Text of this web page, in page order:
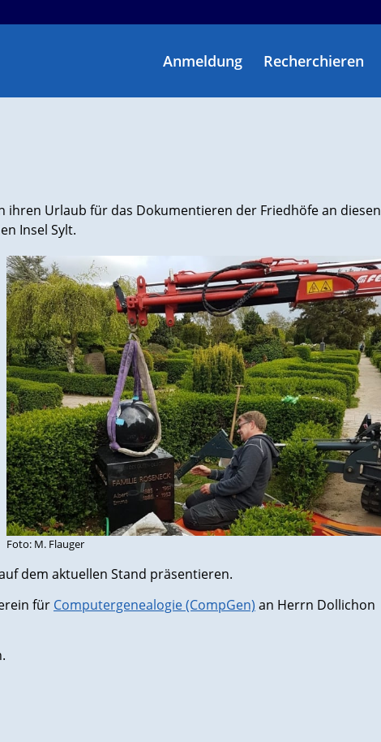
Anmeldung Recherchieren
ihren Urlaub für das Dokumentieren der Friedhöfe an diesen
Insel Sylt.
Foto: M. Flauger
dem aktuellen Stand präsentieren.
für Computergenealogie (CompGen) an Herrn Dollichon